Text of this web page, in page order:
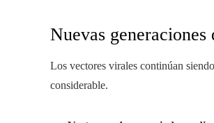
Nuevas
Los vectores virales continúan
considerable.